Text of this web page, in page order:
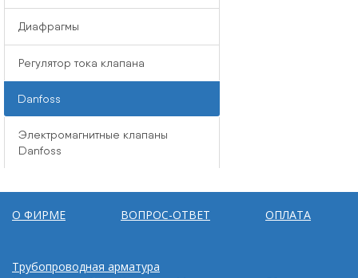
Диафрагмы
Регулятор тока клапана
Danfoss
Электромагнитные клапаны
Danfoss
О ФИРМЕ ВОПРОС-ОТВЕТ ОПЛАТА
Трубопроводная арматура